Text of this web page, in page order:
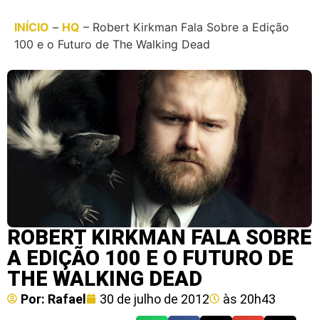
INÍCIO – HQ – Robert Kirkman Fala Sobre a Edição
100 e o Futuro de The Walking Dead
ROBERT KIRKMAN FALA SOBRE
A EDIÇÃO 100 E O FUTURO DE
THE WALKING DEAD
Por: Rafael 30 de julho de 2012 às 20h43